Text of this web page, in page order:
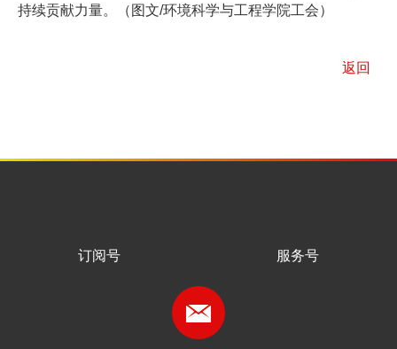
持续贡献力量。（图文/环境科学与工程学院工会）
返回